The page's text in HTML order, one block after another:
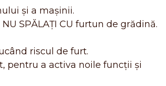
și a mașinii.
SPĂLAȚI CU furtun de grădină.
riscul de furt.
pentru a activa noile funcții și